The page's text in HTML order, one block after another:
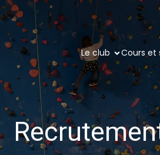
Le club Cours et